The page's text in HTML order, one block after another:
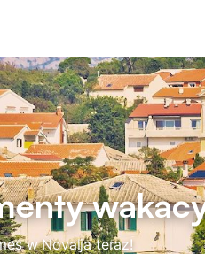
w Novalja teraz!